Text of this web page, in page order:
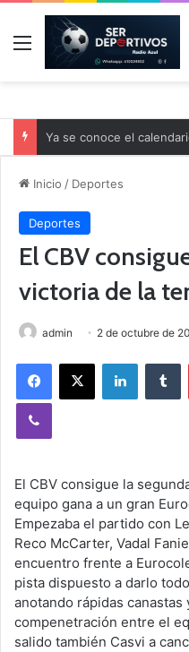
Menú
Ya se conoce el
Inicio / Deportes
Deportes
El CBV
victoria de la
admin 2 de octubre de
El CBV consigue la
equipo gana a un gran
Empezaba el partido con
Reco McCarter, Vadal
encuentro frente a
pista dispuesto a darlo
anotando rápidas
compenetración entre el
salido también Casvi a